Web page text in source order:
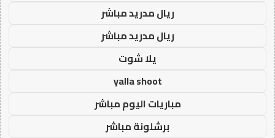
ريال مدريد مباشر
ريال مدريد مباشر
يلا شوت
yalla shoot
مباريات اليوم مباشر
برشلونة مباشر